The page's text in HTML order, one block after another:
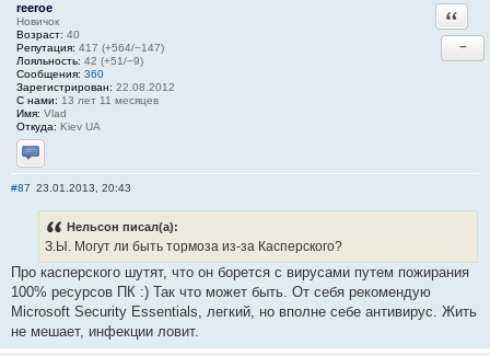
reeroe
Новичок
Возраст: 40
Репутация: 417 (+564/−147)
Лояльность: 42 (+51/−9)
Сообщения: 360
Зарегистрирован: 22.08.2012
С нами: 13 лет 11 месяцев
Имя: Vlad
Откуда: Kiev UA
Отправить личное сообщение
−
#87 23.01.2013, 20:43
Нельсон писал(а):
З.Ы. Могут ли быть тормоза из-за Касперского?
Про касперского шутят, что он борется с вирусами путем пожирания
100% ресурсов ПК :) Так что может быть. От себя рекомендую
Microsoft Security Essentials, легкий, но вполне себе антивирус. Жить
не мешает, инфекции ловит.